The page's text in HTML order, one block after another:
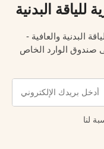
للياقة البدنية
البدنية والعافية -
صندوق الوارد الخاص
لنا